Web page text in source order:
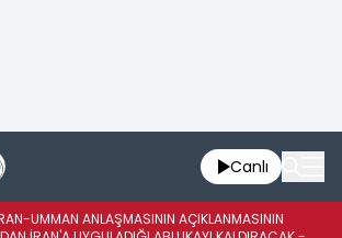
Canlı
UMMAN ANLAŞMASININ AÇIKLANMASININ